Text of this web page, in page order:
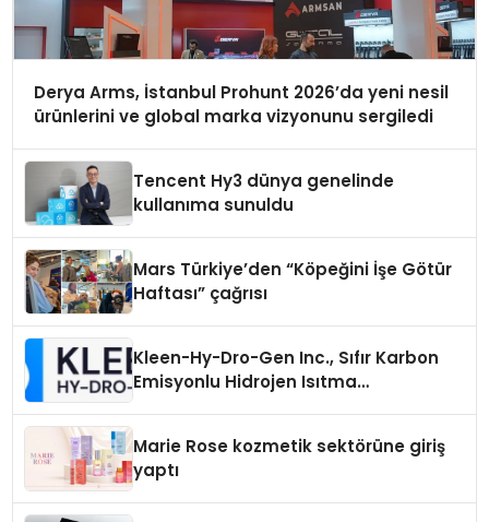
Derya Arms, İstanbul Prohunt 2026’da yeni nesil
ürünlerini ve global marka vizyonunu sergiledi
Tencent Hy3 dünya genelinde
kullanıma sunuldu
Mars Türkiye’den “Köpeğini İşe Götür
Haftası” çağrısı
Kleen-Hy-Dro-Gen Inc., Sıfır Karbon
Emisyonlu Hidrojen Isıtma
Marie Rose kozmetik sektörüne giriş
yaptı